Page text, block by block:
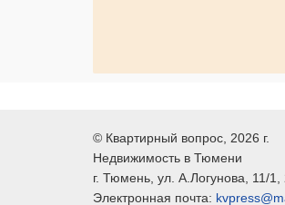
© Квартирный вопрос , 2026 г.
Недвижимость в Тюмени
г. Тюмень , ул. А.Логунова, 11/1,
Электронная почта: